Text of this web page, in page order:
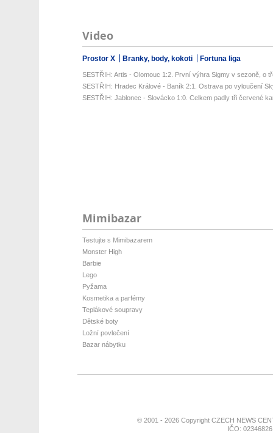
Video
Prostor X Branky, body, kokoti Fortuna liga
SESTŘIH: Artis - Olomouc 1:2. První výhra Sigmy v sezoně, o
SESTŘIH: Hradec Králové - Baník 2:1. Ostrava po vyloučení
SESTŘIH: Jablonec - Slovácko 1:0. Celkem padly tři červené
Mimibazar
Testujte s Mimibazarem
Monster High
Barbie
Lego
Pyžama
Kosmetika a parfémy
Teplákové soupravy
Dětské boty
Ložní povlečení
Bazar nábytku
© 2001 - 2026 Copyright CZECH NEWS
IČO: